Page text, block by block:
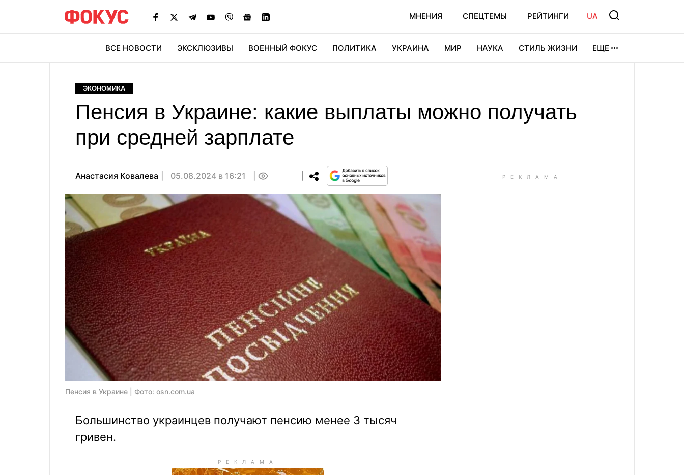
МНЕНИЯ СПЕЦТЕМЫ РЕЙТИНГИ UA
ВСЕ НОВОСТИ ЭКСКЛЮЗИВЫ ВОЕННЫЙ ФОКУС ПОЛИТИКА УКРАИНА МИР НАУКА СТИЛЬ ЖИЗНИ ЕЩЕ
ЭКОНОМИКА
Пенсия в Украине: какие выплаты можно получать
при средней зарплате
Анастасия Ковалева 05.08.2024 в 16:21
Пенсия в Украине | Фото: osn.com.ua
Большинство украинцев получают пенсию менее 3 тысяч
гривен.